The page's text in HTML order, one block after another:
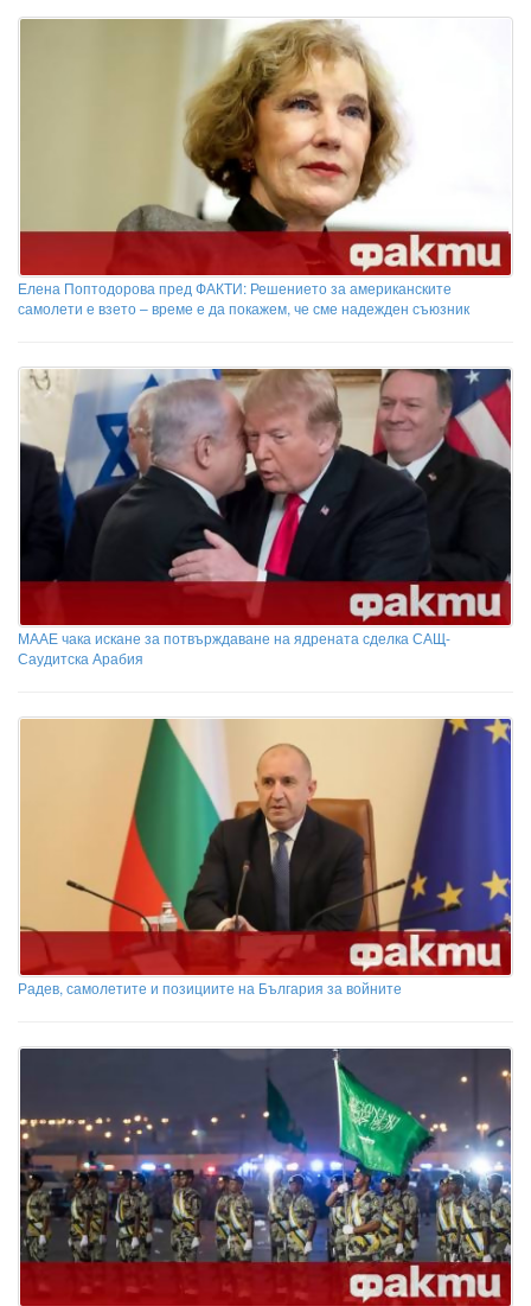
Елена Поптодорова пред ФАКТИ: Решението за американските
самолети е взето – време е да покажем, че сме надежден съюзник
МААЕ чака искане за потвърждаване на ядрената сделка САЩ-
Саудитска Арабия
Радев, самолетите и позициите на България за войните